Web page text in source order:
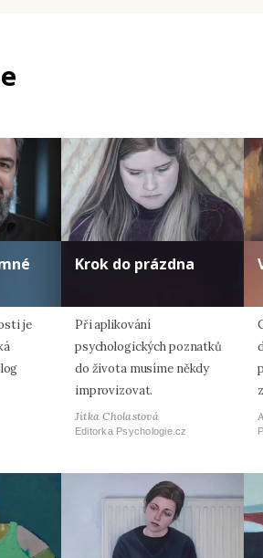
je
Krok do prázdna
Při aplikování
psychologických poznatků
do života musíme někdy
improvizovat.
Jitka Cholastová
Editorka Psychologie.cz